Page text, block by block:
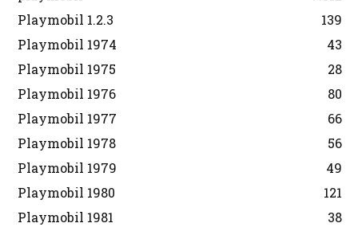
Playmobil 1.2.3
139
Playmobil 1974
43
Playmobil 1975
28
Playmobil 1976
80
Playmobil 1977
66
Playmobil 1978
56
Playmobil 1979
49
Playmobil 1980
121
Playmobil 1981
38